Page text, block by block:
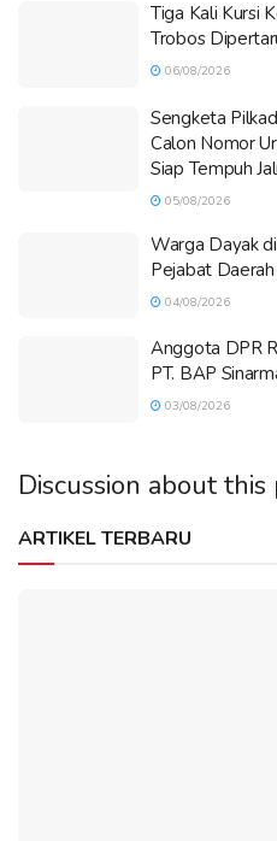
Tiga Kali Kursi
Trobos
06/08/2026
Sengketa
Calon Nomor
Siap Tempuh
05/08/2026
Warga Dayak
Pejabat
04/08/2026
Anggota DPR
PT. BAP
03/08/2026
Discussion about this
ARTIKEL TERBARU